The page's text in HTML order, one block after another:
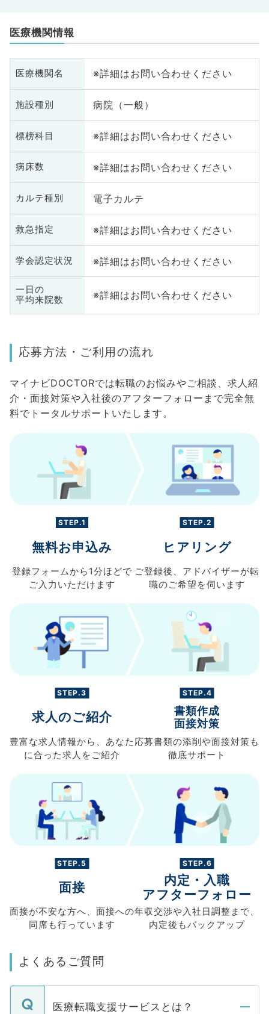
医療機関情報
医療機関名 ※詳細はお問い合わせください
施設種別 病院（一般）
標榜科目 ※詳細はお問い合わせください
病床数 ※詳細はお問い合わせください
カルテ種別 電子カルテ
救急指定 ※詳細はお問い合わせください
学会認定状況 ※詳細はお問い合わせください
一日の
平均来院数
※詳細はお問い合わせください
応募方法・ご利用の流れ
マイナビDOCTORでは転職のお悩みやご相談、求人紹
介・面接対策や入社後のアフターフォローまで完全無
料でトータルサポートいたします。
STEP.1
無料お申込み
登録フォームから 1分ほどで
ご入力 いただけます
STEP.2
ヒアリング
ご登録後、 アドバイザーが転
職のご希望を伺います
STEP.3
求人のご紹介
豊富な求人情報から、 あなた
に合った求人を ご紹介
STEP.4
書類作成
面接対策
応募書類の添削や面接対策も
徹底サポート
STEP.5
面接
面接が不安な方へ、 面接への
同席も行っています
STEP.6
内定・入職
アフターフォロー
年収交渉や入社日調整まで、
内定後もバックアップ
よくあるご質問
医療転職支援サービスとは？